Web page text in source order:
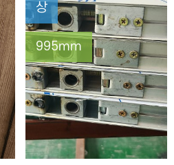
상
995mm